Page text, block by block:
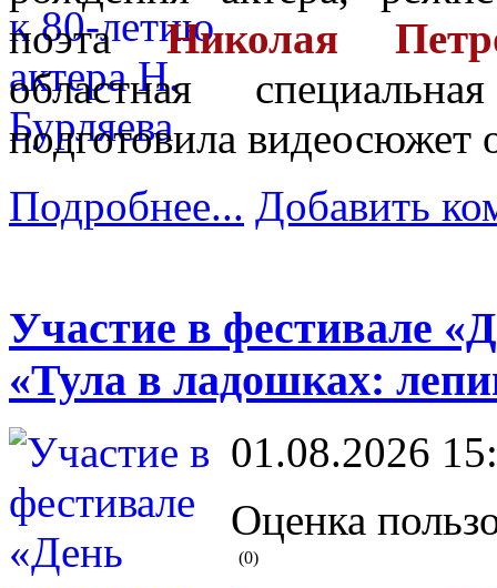
поэтаНиколая
областная
подготовила видеосюжет
Подробнее... Добавить
Участие в фестивале
«Тула в ладошках:
01.08.2026
Оценка
(0)